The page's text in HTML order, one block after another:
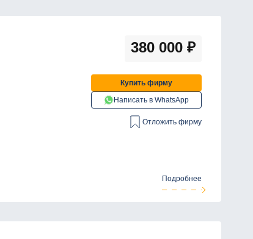
380 000 ₽
Купить фирму
Написать в WhatsApp
Отложить фирму
Подробнее